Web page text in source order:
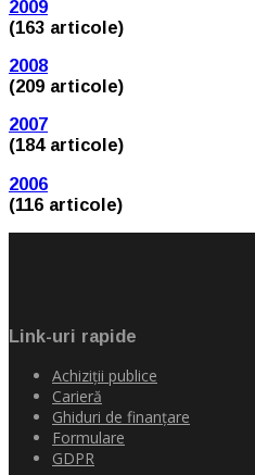
2009
(163 articole)
2008
(209 articole)
2007
(184 articole)
2006
(116 articole)
Link-uri rapide
Achiziţii publice
Carieră
Ghiduri de finanţare
Formulare
GDPR